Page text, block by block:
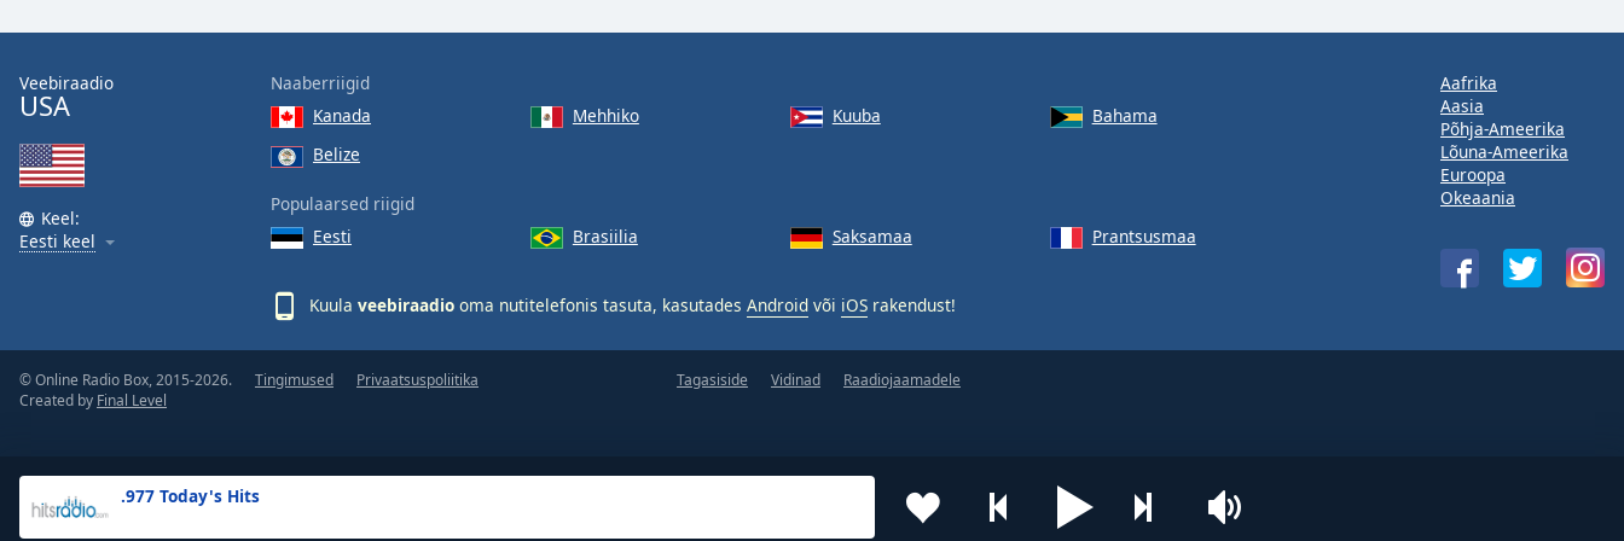
Text
Opacity
Background
.977 Today's Hits
Veebiraadio
USA
Keel:
Eesti keel
Naaberriigid
Kanada
Mehhiko Kuuba
Bahama
Belize
Populaarsed riigid
Eesti
Brasiilia Saksamaa Prantsusmaa
Kuula veebiraadio oma nutitelefonis tasuta, kasutades Android või iOS rakendust!
Aafrika
Aasia
Põhja-Ameerika
Lõuna-Ameerika
Euroopa
Okeaania
© Online Radio Box, 2015-2026.
Created by Final Level
Tingimused Privaatsuspoliitika Tagasiside Vidinad Raadiojaamadele